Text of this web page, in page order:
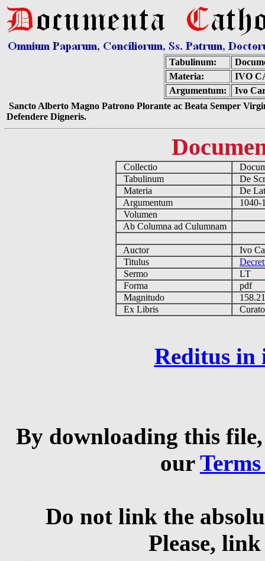
Tabulinum:
Materia:
IVO
Argumentum:
Ivo
Sancto Alberto Magno Patrono Plorante ac Beata Semper
Defendere Digneris.
Collectio
Tabulinum
De
Materia
De
Argumentum
1040-
Volumen
Ab Columna ad Culumnam
Auctor
Ivo
Titulus
Sermo
LT
Forma
pdf
Magnitudo
Ex Libris
Reditus in
By downloading this
our
Do not link the
Please,